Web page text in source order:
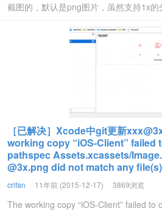
截图的，默认是png图片，虽然支持1x
［已解决］Xcode中git更新
working copy “iOS-Client” failed
pathspec Assets.xcassets/
@3x.png did not match any
crifan 11年前 (2015-12-17) 3869浏览
The working copy “iOS-Client” failed to